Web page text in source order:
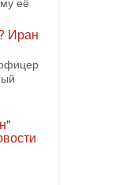
этот
Иран